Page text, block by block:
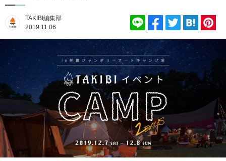
TAKIBI編集部
2019.11.06